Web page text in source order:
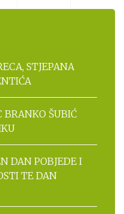
STJEPANA
ŠUBIĆ
DAN POBJEDE I
TE DAN